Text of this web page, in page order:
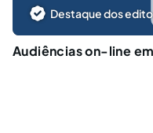
Destaque dos
Audiências on-line